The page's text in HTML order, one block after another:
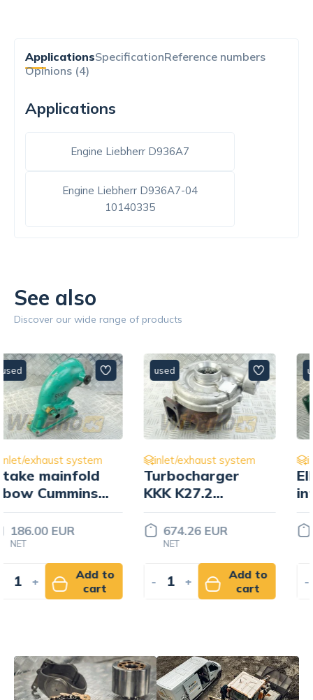
ApplicationsSpecificationReference numbers
Opinions (4)
Applications
Engine Liebherr D936A7
Engine Liebherr D936A7-04
10140335
See also
Discover our wide range of products
used
inlet/exhaust system
Turbocharger
KKK K27.2
53279706613
674.26 EUR
- +
Add to
used
inlet/exhaust system
Elbow obudowy
intercoolera
Volvo Penta
11030949
46.50 EUR
- +
Add to